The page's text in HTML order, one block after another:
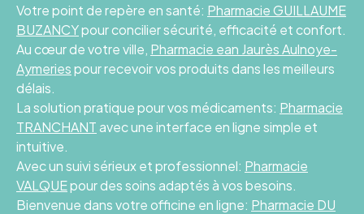
Votre point de repère en santé: Pharmacie GUILLAUME
BUZANCYpour concilier sécurité, efficacité et confort.
Au cœur de votre ville, Pharmacie ean Jaurès Aulnoye-
Aymeriespour recevoir vos produits dans les meilleurs
délais.
La solution pratique pour vos médicaments: Pharmacie
TRANCHANTavec une interface en ligne simple et
intuitive.
Avec un suivi sérieux et professionnel: Pharmacie
VALQUEpour des soins adaptés à vos besoins.
Bienvenue dans votre officine en ligne: Pharmacie DU